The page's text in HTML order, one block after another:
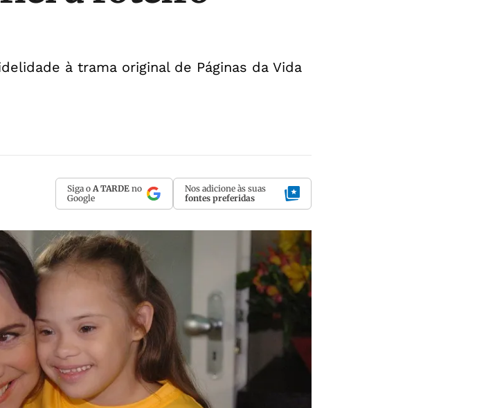
à trama original de Páginas da Vida
Siga o A TARDE no
Google
Nos adicione às suas
fontes preferidas